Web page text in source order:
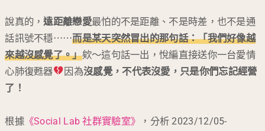
說真的，遠距離戀愛最怕的不是距離、不是時差，也不是通
話訊號不穩⋯⋯而是某天突然冒出的那句話：「我們好像越
來越沒感覺了。」欸～這句話一出，悅編直接送你一台愛情
心肺復甦器
因為沒感覺，不代表沒愛，只是你們忘記經營
了！
根據《Social Lab 社群實驗室》
，分析 2023/12/05-